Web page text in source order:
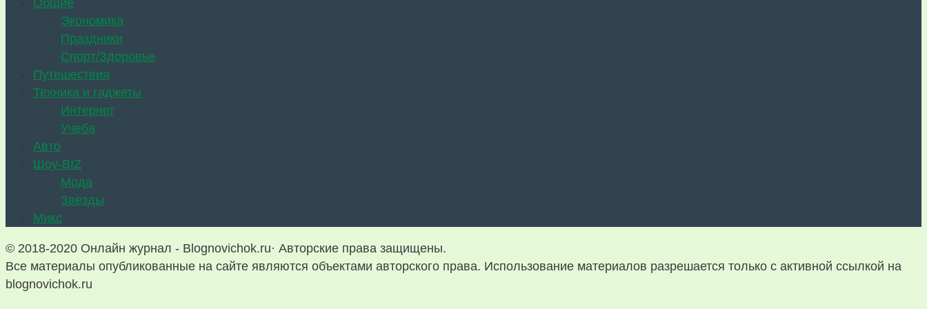
Общие
Экономика
Праздники
Спорт/Здоровье
Путешествия
Техника и гаджеты
Интернет
Учеба
Авто
Шоу-BIZ
Мода
Звезды
Микс
© 2018-2020 Онлайн журнал - Blognovichok.ru· Авторские права защищены.
Все материалы опубликованные на сайте являются объектами авторского права. Использование материалов разрешается только с активной ссылкой на
blognovichok.ru